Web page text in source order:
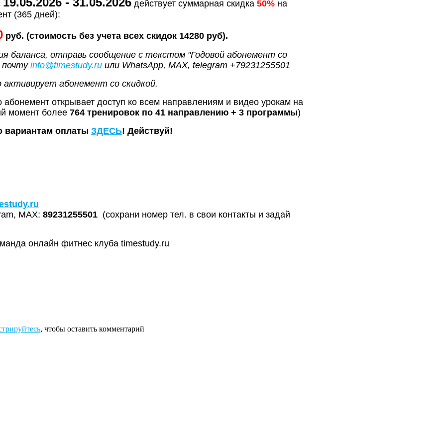
действует суммарная скидка 50% на
(365 дней):
руб. (стоимость без учета всех скидок 14280 руб).
баланса, отправь сообщение c текстом "Годовой абонемент со
почту info@timestudy.ru или WhatsApp, MAX, telegram +79231255501
абонемент со скидкой.
открывает доступ ко всем направлениям и видео урокам на
момент более 764 тренировок по 41 направлению + 3 программы)
оплаты ЗДЕСЬ! Действуй!
MAX: 89231255501 (сохрани номер тел. в свои контакты и задай
онлайн фитнес клуба timestudy.ru
, чтобы оставить комментарий